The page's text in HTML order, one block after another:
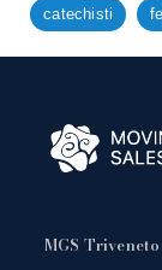
catechisti
MGS Triveneto